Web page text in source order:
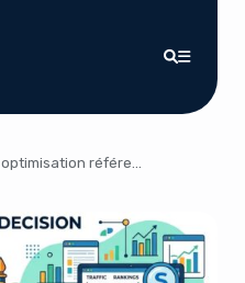
optimisation référencement naturel